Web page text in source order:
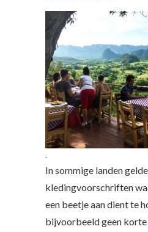
.
In sommige landen
kledingvoorschriften
een beetje aan dient te
bijvoorbeeld geen